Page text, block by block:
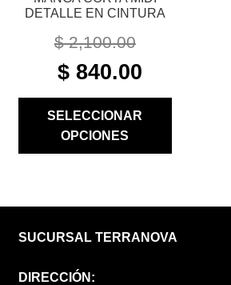
DETALLE EN CINTURA
$2,100.00
ORIGINAL
PRICE
$ 2,100.00.
$ 840.00
SELECCIONAR
OPCIONES
DE
SUCURSAL TERRANOVA
DIRECCIÓN: